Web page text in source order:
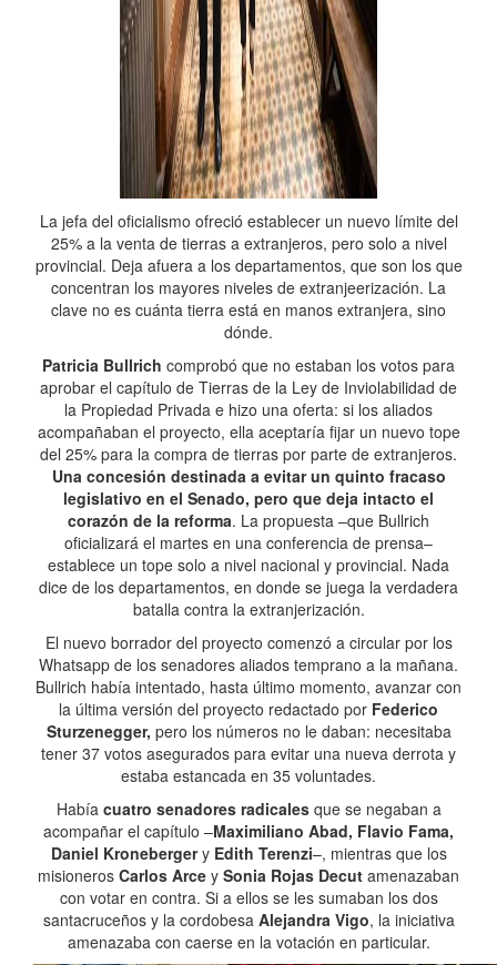
La jefa del oficialismo ofreció establecer un nuevo límite del
25% a la venta de tierras a extranjeros, pero solo a nivel
provincial. Deja afuera a los departamentos, que son los que
concentran los mayores niveles de extranjeerización. La
clave no es cuánta tierra está en manos extranjera, sino
dónde.
Patricia Bullrich comprobó que no estaban los votos para
aprobar el capítulo de Tierras de la Ley de Inviolabilidad de
la Propiedad Privada e hizo una oferta: si los aliados
acompañaban el proyecto, ella aceptaría fijar un nuevo tope
del 25% para la compra de tierras por parte de extranjeros.
Una concesión destinada a evitar un quinto fracaso
legislativo en el Senado, pero que deja intacto el
corazón de la reforma. La propuesta –que Bullrich
oficializará el martes en una conferencia de prensa–
establece un tope solo a nivel nacional y provincial. Nada
dice de los departamentos, en donde se juega la verdadera
batalla contra la extranjerización.
El nuevo borrador del proyecto comenzó a circular por los
Whatsapp de los senadores aliados temprano a la mañana.
Bullrich había intentado, hasta último momento, avanzar con
la última versión del proyecto redactado por Federico
Sturzenegger, pero los números no le daban: necesitaba
tener 37 votos asegurados para evitar una nueva derrota y
estaba estancada en 35 voluntades.
Habíacuatro senadores radicales que se negaban a
acompañar el capítulo –Maximiliano Abad, Flavio Fama,
Daniel Kronebergery Edith Terenzi–, mientras que los
misioneros Carlos Arce y Sonia Rojas Decut amenazaban
con votar en contra. Si a ellos se les sumaban los dos
santacruceños y la cordobesa Alejandra Vigo, la iniciativa
amenazaba con caerse en la votación en particular.